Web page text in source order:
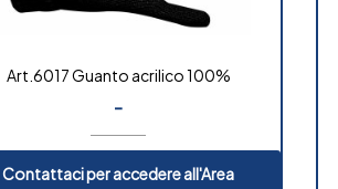
Art.6017 Guanto acrilico 100%
-
Contattaci per accedere all'Area